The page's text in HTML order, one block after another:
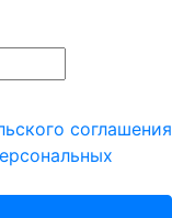
соглашения